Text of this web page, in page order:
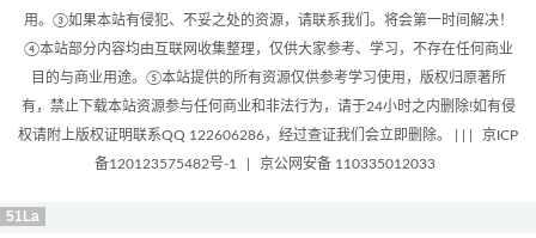
用。③如果本站有侵犯、不妥之处的资源，请联系我们。将会第一时间解决！
④本站部分内容均由互联网收集整理，仅供大家参考、学习，不存在任何商业
目的与商业用途。⑤本站提供的所有资源仅供参考学习使用，版权归原著所
有，禁止下载本站资源参与任何商业和非法行为，请于24小时之内删除!如有侵
权请附上版权证明联系QQ 122606286，经过查证我们会立即删除。 | |
京ICP
备120123575482号-1
京公网安备 110335012033
51La